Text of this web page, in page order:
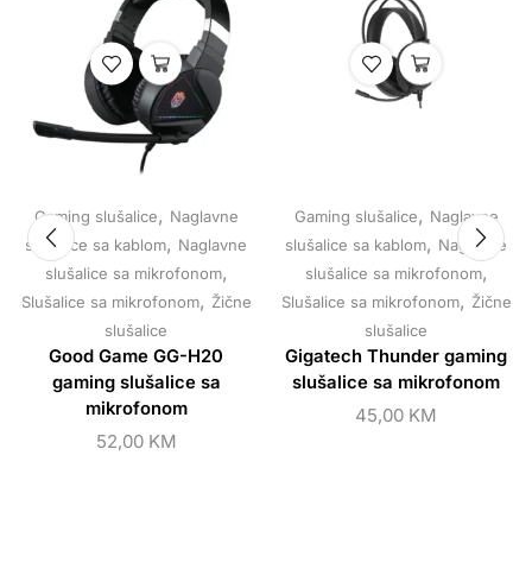
Gaming slušalice, Naglavne
slušalice sa kablom, Naglavne
slušalice sa mikrofonom,
Slušalice sa mikrofonom, Žične
slušalice
Good Game GG-H20
gaming slušalice sa
mikrofonom
52,00 KM
Gaming slušalice, Naglavne
slušalice sa kablom, Naglavne
slušalice sa mikrofonom,
Slušalice sa mikrofonom, Žične
slušalice
Gigatech Thunder gaming
slušalice sa mikrofonom
45,00 KM